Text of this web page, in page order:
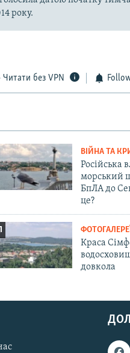
року.
Читати без VPN
ВІЙНА ТА
Російська
морський
БпЛА до
це?
ФОТОГАЛЕРЕЇ
Краса
довкола